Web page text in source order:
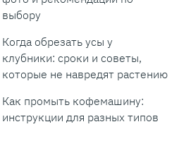
выбору
Когда обрезать усы у
клубники: сроки и советы,
которые не навредят растению
Как промыть кофемашину:
инструкции для разных типов